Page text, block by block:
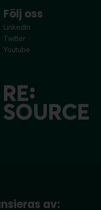
Följ oss
LinkedIn
Twitter
Youtube
av: